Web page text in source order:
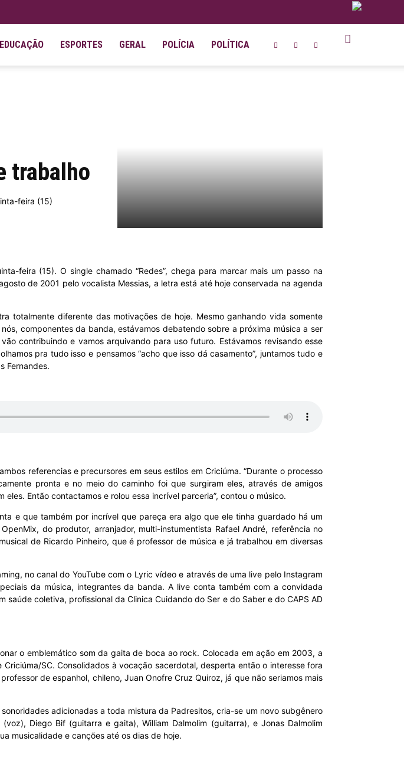
EDUCAÇÃO ESPORTES GERAL POLÍCIA POLÍTICA
trabalho
feira (15)
feira (15). O single chamado “Redes”, chega para marcar mais um passo na
de 2001 pelo vocalista Messias, a letra está até hoje conservada na agenda
totalmente diferente das motivações de hoje. Mesmo ganhando vida somente
componentes da banda, estávamos debatendo sobre a próxima música a ser
contribuindo e vamos arquivando para uso futuro. Estávamos revisando esse
pra tudo isso e pensamos “acho que isso dá casamento”, juntamos tudo e
Fernandes.
referencias e precursores em seus estilos em Criciúma. “Durante o processo
pronta e no meio do caminho foi que surgiram eles, através de amigos
Então contactamos e rolou essa incrível parceria”, contou o músico.
e que também por incrível que pareça era algo que ele tinha guardado há um
do produtor, arranjador, multi-instumentista Rafael André, referência no
de Ricardo Pinheiro, que é professor de música e já trabalhou em diversas
no canal do YouTube com o Lyric vídeo e através de uma live pelo Instagram
da música, integrantes da banda. A live conta também com a convidada
coletiva, profissional da Clinica Cuidando do Ser e do Saber e do CAPS AD
o emblemático som da gaita de boca ao rock. Colocada em ação em 2003, a
SC. Consolidados à vocação sacerdotal, desperta então o interesse fora
de espanhol, chileno, Juan Onofre Cruz Quiroz, já que não seriamos mais
adicionadas a toda mistura da Padresitos, cria-se um novo subgênero
Diego Bif (guitarra e gaita), William Dalmolim (guitarra), e Jonas Dalmolim
musicalidade e canções até os dias de hoje.